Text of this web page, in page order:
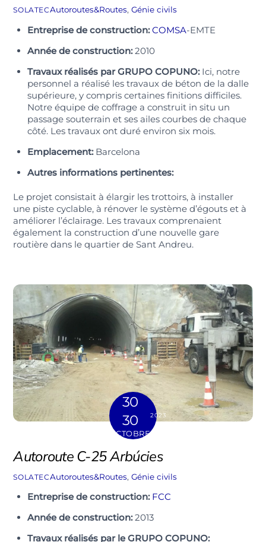
SOLATECAutoroutes&Routes, Génie civils
Entreprise de construction: COMSA-EMTE
Année de construction:2010
Travaux réalisés par GRUPO COPUNO:Ici, notre
personnel a réalisé les travaux de béton de la dalle
supérieure, y compris certaines finitions difficiles.
Notre équipe de coffrage a construit in situ un
passage souterrain et ses ailes courbes de chaque
côté. Les travaux ont duré environ six mois.
Emplacement:Barcelona
Autres informations pertinentes:
Le projet consistait à élargir les trottoirs, à installer
une piste cyclable, à rénover le système d’égouts et à
améliorer l’éclairage. Les travaux comprenaient
également la construction d’une nouvelle gare
routière dans le quartier de Sant Andreu.
30
30
OCTOBRE
2023
Autoroute C-25 Arbúcies
SOLATECAutoroutes&Routes, Génie civils
Entreprise de construction: FCC
Année de construction:2013
Travaux réalisés par le GRUPO COPUNO: